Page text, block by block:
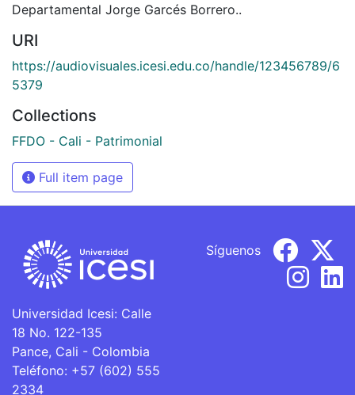
Departamental Jorge Garcés Borrero..
URI
https://audiovisuales.icesi.edu.co/handle/123456789/6
5379
Collections
FFDO - Cali - Patrimonial
Full item page
Universidad Icesi: Calle
18 No. 122-135
Pance, Cali - Colombia
Teléfono: +57 (602) 555
2334
Síguenos